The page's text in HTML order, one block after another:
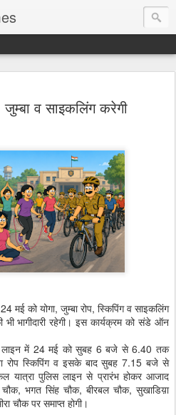
जुम्बा व साइकलिंग करेगी
मई को योगा, जुम्बा रोप, स्किपिंग व साइकलिंग
भागीदारी रहेगी। इस कार्यक्रम को संडे ऑन
लाइन में 24 मई को सुबह 6 बजे से 6.40 तक
रोप स्किपिंग व इसके बाद सुबह 7.15 बजे से
यात्रा पुलिस लाइन से प्रारंभ होकर आजाद
चौक, भगत सिंह चौक, बीरबल चौक, सुखाडिय़ा
चौक पर समाप्त होगी।